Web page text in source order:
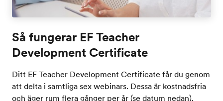
Så fungerar EF Teacher
Development Certificate
Ditt EF Teacher Development Certificate får du genom
att delta i samtliga sex webinars. Dessa är kostnadsfria
och äger rum flera gånger per år (se datum nedan).